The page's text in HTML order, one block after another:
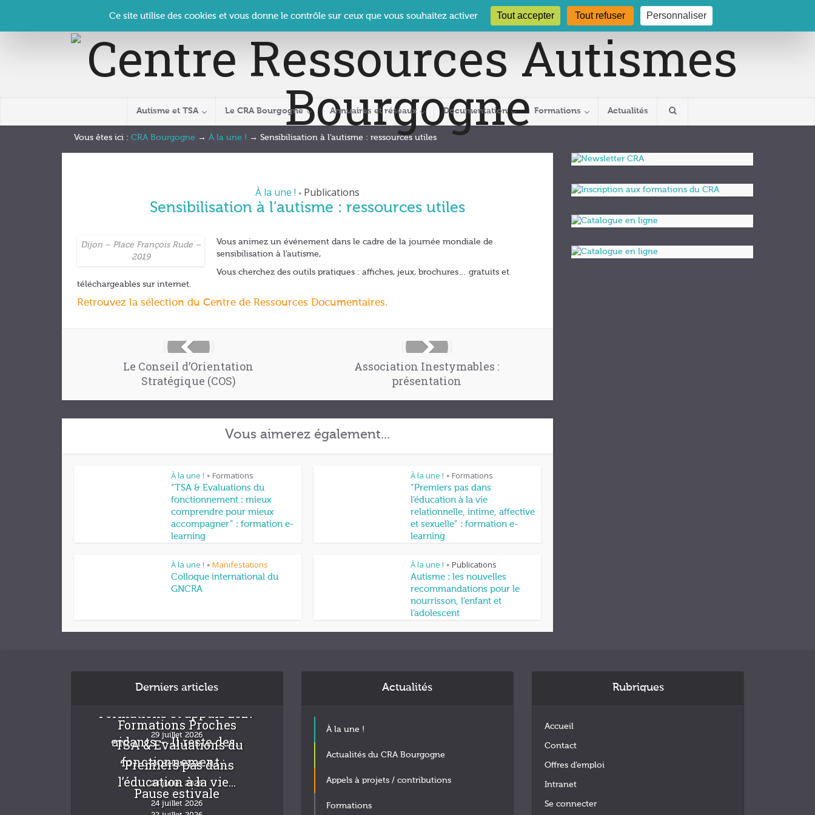
Contact Se connecter | CRA Bourgogne – Le Clos des Présidents – 19-21 rue Coty – 21 000 DIJON cra@crabourgogne.org 03 80 29 54 19
Autisme et TSA Le CRA Bourgogne Annuaires et réseaux Documentation Formations Actualités
Vous êtes ici : CRA Bourgogne → À la une ! → Sensibilisation à l’autisme : ressources utiles
À la une ! • Publications
Sensibilisation à l’autisme : ressources utiles
Dijon – Place François Rude –
2019
Vous animez un événement dans le cadre de la journée mondiale de
sensibilisation à l’autisme,
Vous cherchez des outils pratiques : affiches, jeux, brochures… gratuits et
téléchargeables sur internet.
Retrouvez la sélection du Centre de Ressources Documentaires.
Le Conseil d’Orientation
Stratégique (COS)
Association Inestymables :
présentation
Vous aimerez également...
À la une ! • Formations
“TSA & Evaluations du
fonctionnement : mieux
comprendre pour mieux
accompagner” : formation e-
learning
À la une ! • Formations
“Premiers pas dans
l’éducation à la vie
relationnelle, intime, affective
et sexuelle” : formation e-
learning
À la une ! • Manifestations
Colloque international du
GNCRA
À la une ! • Publications
Autisme : les nouvelles
recommandations pour le
nourrisson, l’enfant et
l’adolescent
Derniers articles
Formations et appuis 2027
29 juillet 2026
Formations Proches
aidants – Il reste des...
24 juillet 2026
“TSA & Evaluations du
fonctionnement :...
24 juillet 2026
“Premiers pas dans
l’éducation à la vie...
24 juillet 2026
Pause estivale
Actualités
À la une !
Actualités du CRA Bourgogne
Appels à projets / contributions
Formations
Rubriques
Accueil
Contact
Offres d’emploi
Intranet
Se connecter
Ce site utilise des cookies et vous donne le contrôle sur ceux que vous souhaitez activer Tout accepter Tout refuser Personnaliser